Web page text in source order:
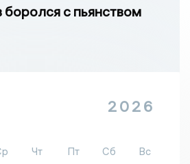
с пьянством
2026
Чт Пт Сб
Вс